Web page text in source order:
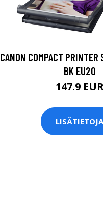
CANON COMPACT
BK EU20
147.9
LISÄTIETOJA